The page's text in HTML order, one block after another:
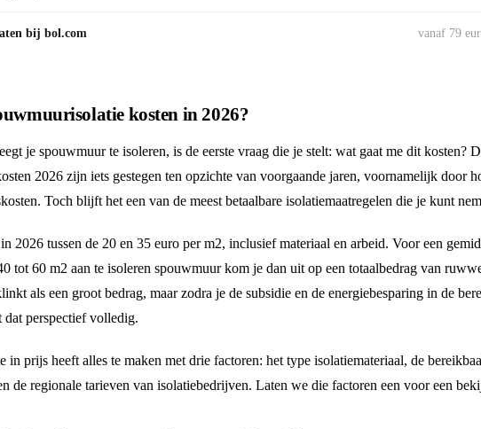
bij bol.com vanaf 79
kosten in 2026?
je spouwmuur te isoleren, is de eerste vraag die je stelt: wat gaat me dit kosten?
2026 zijn iets gestegen ten opzichte van voorgaande jaren, voornamelijk door
Toch blijft het een van de meest betaalbare isolatiemaatregelen die je kunt
2026 tussen de 20 en 35 euro per m2, inclusief materiaal en arbeid. Voor een
tot 60 m2 aan te isoleren spouwmuur kom je dan uit op een totaalbedrag van
als een groot bedrag, maar zodra je de subsidie en de energiebesparing in de
dat perspectief volledig.
in prijs heeft alles te maken met drie factoren: het type isolatiemateriaal, de
de regionale tarieven van isolatiebedrijven. Laten we die factoren een voor een